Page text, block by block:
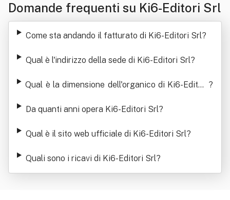
Domande frequenti su Ki6-Editori Srl
Come sta andando il fatturato di Ki6-Editori Srl?
Qual è l'indirizzo della sede di Ki6-Editori Srl?
Qual è la dimensione dell'organico di Ki6-Editori ?
Da quanti anni opera Ki6-Editori Srl?
Qual è il sito web ufficiale di Ki6-Editori Srl?
Quali sono i ricavi di Ki6-Editori Srl?